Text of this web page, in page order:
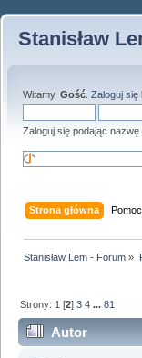
Stanisław
Witamy, Gość Zaloguj się
Zaloguj się podając nazwę
Strona główna Pomoc
Stanisław Lem - Forum »
Strony: 1 [2]3 4 ...81
Autor